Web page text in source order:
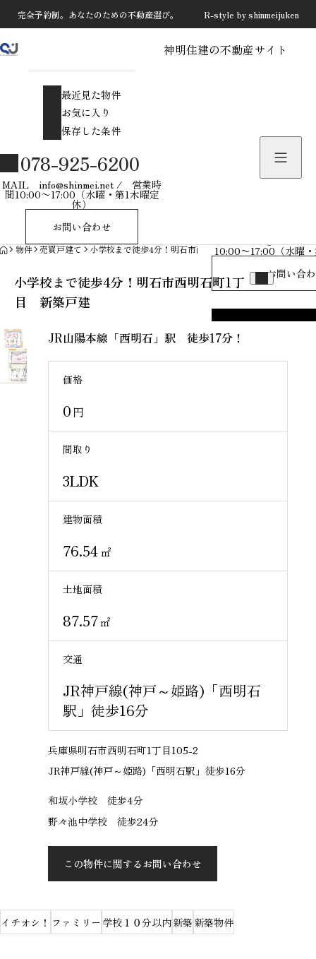
最近見た物件
物件を探す
10:00〜17:00（水曜
お問い合
完全予約制。あなたのための不動産選び。 R-style by shinmeijuken
神明住建の不動産サイト
最近見た物件
お気に入り
保存した条件
078-925-6200
MAIL info@shinmei.net / 営業時
間10:00〜17:00（水曜・第1木曜定
休）
お問い合わせ
HOME
物件 売買戸建て 小学校まで徒歩4分！明石市西明石町1丁目 新築戸建
小学校まで徒歩4分！明石市西明石町1丁
目 新築戸建
sol
d
out
JR山陽本線「西明石」駅 徒歩17分！
価格
0 円
間取り
3LDK
建物面積
76.54㎡
土地面積
87.57㎡
交通
JR神戸線(神戸～姫路)「西明石
駅」徒歩16分
兵庫県明石市西明石町1丁目105-2
JR神戸線(神戸～姫路)「西明石駅」徒歩16分
和坂小学校 徒歩4分
野々池中学校 徒歩24分
この物件に関するお問い合わせ
イチオシ！ ファミリー 学校１０分以内新築 新築物件